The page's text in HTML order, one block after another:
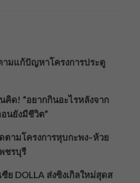
มแก้ปัญหาโครงการประตู
คิด! “อยากกินอะไรหลังจาก
นยังมีชีวิต”
ตามโครงการหุบกะพง–ห้วย
ชรบุรี
ซีย DOLLA ส่งซิงเกิลใหม่สุดส